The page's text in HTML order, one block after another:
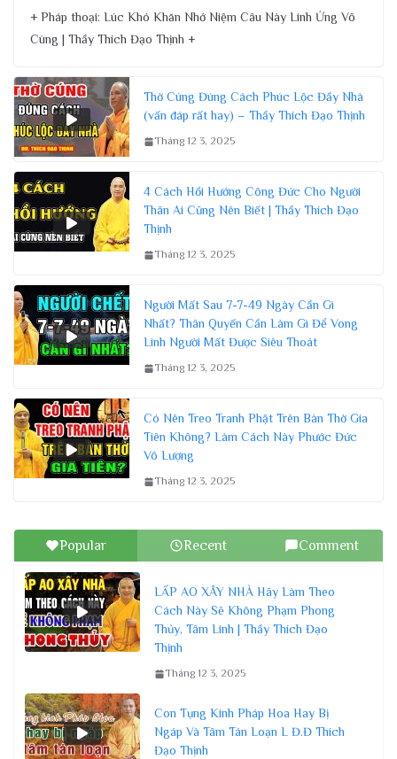
+ Pháp thoại: Lúc Khó Khăn Nhớ Niệm Câu Này Linh Ứng Vô
Cùng | Thầy Thích Đạo Thịnh +
Thờ Cúng Đúng Cách Phúc Lộc Đầy Nhà
(vấn đáp rất hay) – Thầy Thích Đạo Thịnh
Tháng 12 3, 2025
4 Cách Hồi Hướng Công Đức Cho Người
Thân Ai Cũng Nên Biết | Thầy Thích Đạo
Thịnh
Tháng 12 3, 2025
Người Mất Sau 7-7-49 Ngày Cần Gì
Nhất? Thân Quyến Cần Làm Gì Để Vong
Linh Người Mất Được Siêu Thoát
Tháng 12 3, 2025
Có Nên Treo Tranh Phật Trên Bàn Thờ Gia
Tiên Không? Làm Cách Này Phước Đức
Vô Lượng
Tháng 12 3, 2025
Popular Recent Comment
LẤP AO XÂY NHÀ Hãy Làm Theo
Cách Này Sẽ Không Phạm Phong
Thủy, Tâm Linh | Thầy Thích Đạo
Thịnh
Tháng 12 3, 2025
Con Tụng Kinh Pháp Hoa Hay Bị
Ngáp Và Tâm Tán Loạn L Đ.Đ Thích
Đạo Thịnh